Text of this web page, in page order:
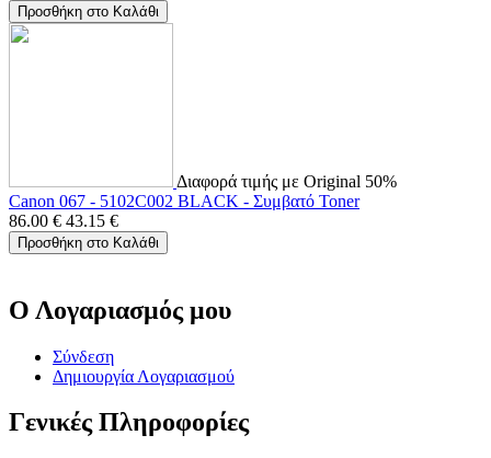
Προσθήκη στο Καλάθι
Διαφορά τιμής με Original 50%
Canon 067 - 5102C002 BLACK - Συμβατό Toner
86.00 € 43.15 €
Προσθήκη στο Καλάθι
Ο Λογαριασμός μου
Σύνδεση
Δημιουργία Λογαριασμού
Γενικές Πληροφορίες